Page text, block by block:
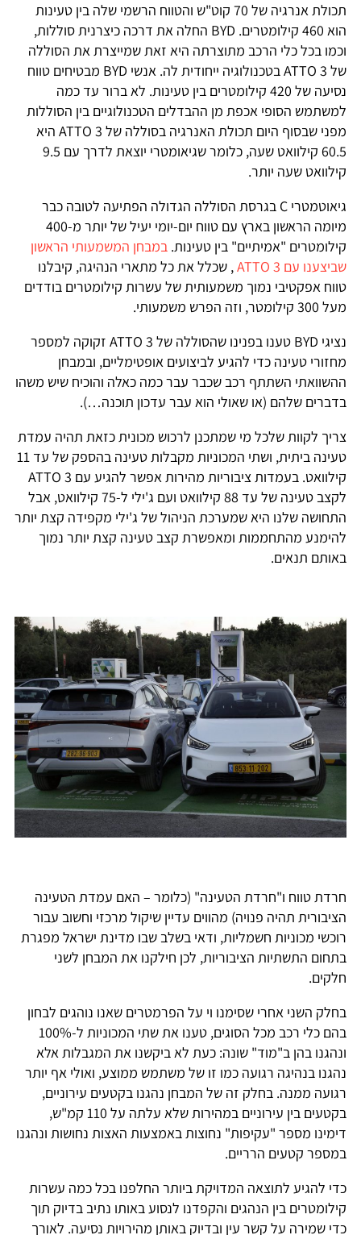
תכולת אנרגיה של 70 קוט"ש והטווח הרשמי שלה בין טעינות
הוא 460 קילומטרים. BYD החלה את דרכה כיצרנית סוללות,
וכמו בכל כלי הרכב מתוצרתה היא זאת שמייצרת את הסוללה
של ATTO 3 בטכנולוגיה ייחודית לה. אנשי BYD מבטיחים טווח
נסיעה של 420 קילומטרים בין טעינות. לא ברור עד כמה
למשתמש הסופי אכפת מן ההבדלים הטכנולוגיים בין הסוללות
מפני שבסוף היום תכולת האנרגיה בסוללה של ATTO 3 היא
60.5 קילוואט שעה, כלומר שגיאומטרי יוצאת לדרך עם 9.5
קילוואט שעה יותר.
גיאוטמטרי C בגרסת הסוללה הגדולה הפתיעה לטובה כבר
מיומה הראשון בארץ עם טווח יום-יומי יעיל של יותר מ-400
קילומטרים "אמיתיים" בין טעינות. במבחן המשמעותי הראשון
שביצענו עם ATTO 3
, שכלל את כל מתארי הנהיגה, קיבלנו
טווח אפקטיבי נמוך משמעותית של עשרות קילומטרים בודדים
מעל 300 קילומטר, וזה הפרש משמעותי.
נציגי BYD טענו בפנינו שהסוללה של ATTO 3 זקוקה למספר
מחזורי טעינה כדי להגיע לביצועים אופטימליים, ובמבחן
ההשוואתי השתתף רכב שכבר עבר כמה כאלה והוכיח שיש משהו
בדברים שלהם (או שאולי הוא עבר עדכון תוכנה…).
צריך לקוות שלכל מי שמתכנן לרכוש מכונית כזאת תהיה עמדת
טעינה ביתית, ושתי המכוניות מקבלות טעינה בהספק של עד 11
קילוואט. בעמדות ציבוריות מהירות אפשר להגיע עם ATTO 3
לקצב טעינה של עד 88 קילוואט ועם ג'ילי ל-75 קילוואט, אבל
התחושה שלנו היא שמערכת הניהול של ג'ילי מקפידה קצת יותר
להימנע מהתחממות ומאפשרת קצב טעינה קצת יותר נמוך
באותם תנאים.
חרדת טווח ו"חרדת הטעינה" (כלומר – האם עמדת הטעינה
הציבורית תהיה פנויה) מהווים עדיין שיקול מרכזי וחשוב עבור
רוכשי מכוניות חשמליות, ודאי בשלב שבו מדינת ישראל מפגרת
בתחום התשתיות הציבוריות, לכן חילקנו את המבחן לשני
חלקים.
בחלק השני אחרי שסימנו וי על הפרמטרים שאנו נוהגים לבחון
בהם כלי רכב מכל הסוגים, טענו את שתי המכוניות ל-100%
ונהגנו בהן ב"מוד" שונה: כעת לא ביקשנו את המגבלות אלא
נהגנו בנהיגה רגועה כמו זו של משתמש ממוצע, ואולי אף יותר
רגועה ממנה. בחלק זה של המבחן נהגנו בקטעים עירוניים,
בקטעים בין עירוניים במהירות שלא עלתה על 110 קמ"ש,
דימינו מספר "עקיפות" נחוצות באמצעות האצות נחושות ונהגנו
במספר קטעים הרריים.
כדי להגיע לתוצאה המדויקת ביותר החלפנו בכל כמה עשרות
קילומטרים בין הנהגים והקפדנו לנסוע באותו נתיב בדיוק תוך
כדי שמירה על קשר עין ובדיוק באותן מהירויות נסיעה. לאורך